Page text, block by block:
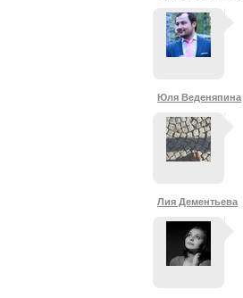
Юля Веденяпина
Лия Дементьева